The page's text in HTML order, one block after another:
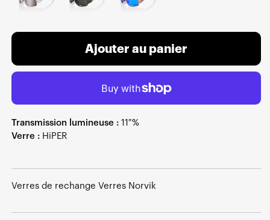
Ajouter au panier
Transmission lumineuse : 11 %
Verre : HiPER
Verres de rechange Verres Norvik